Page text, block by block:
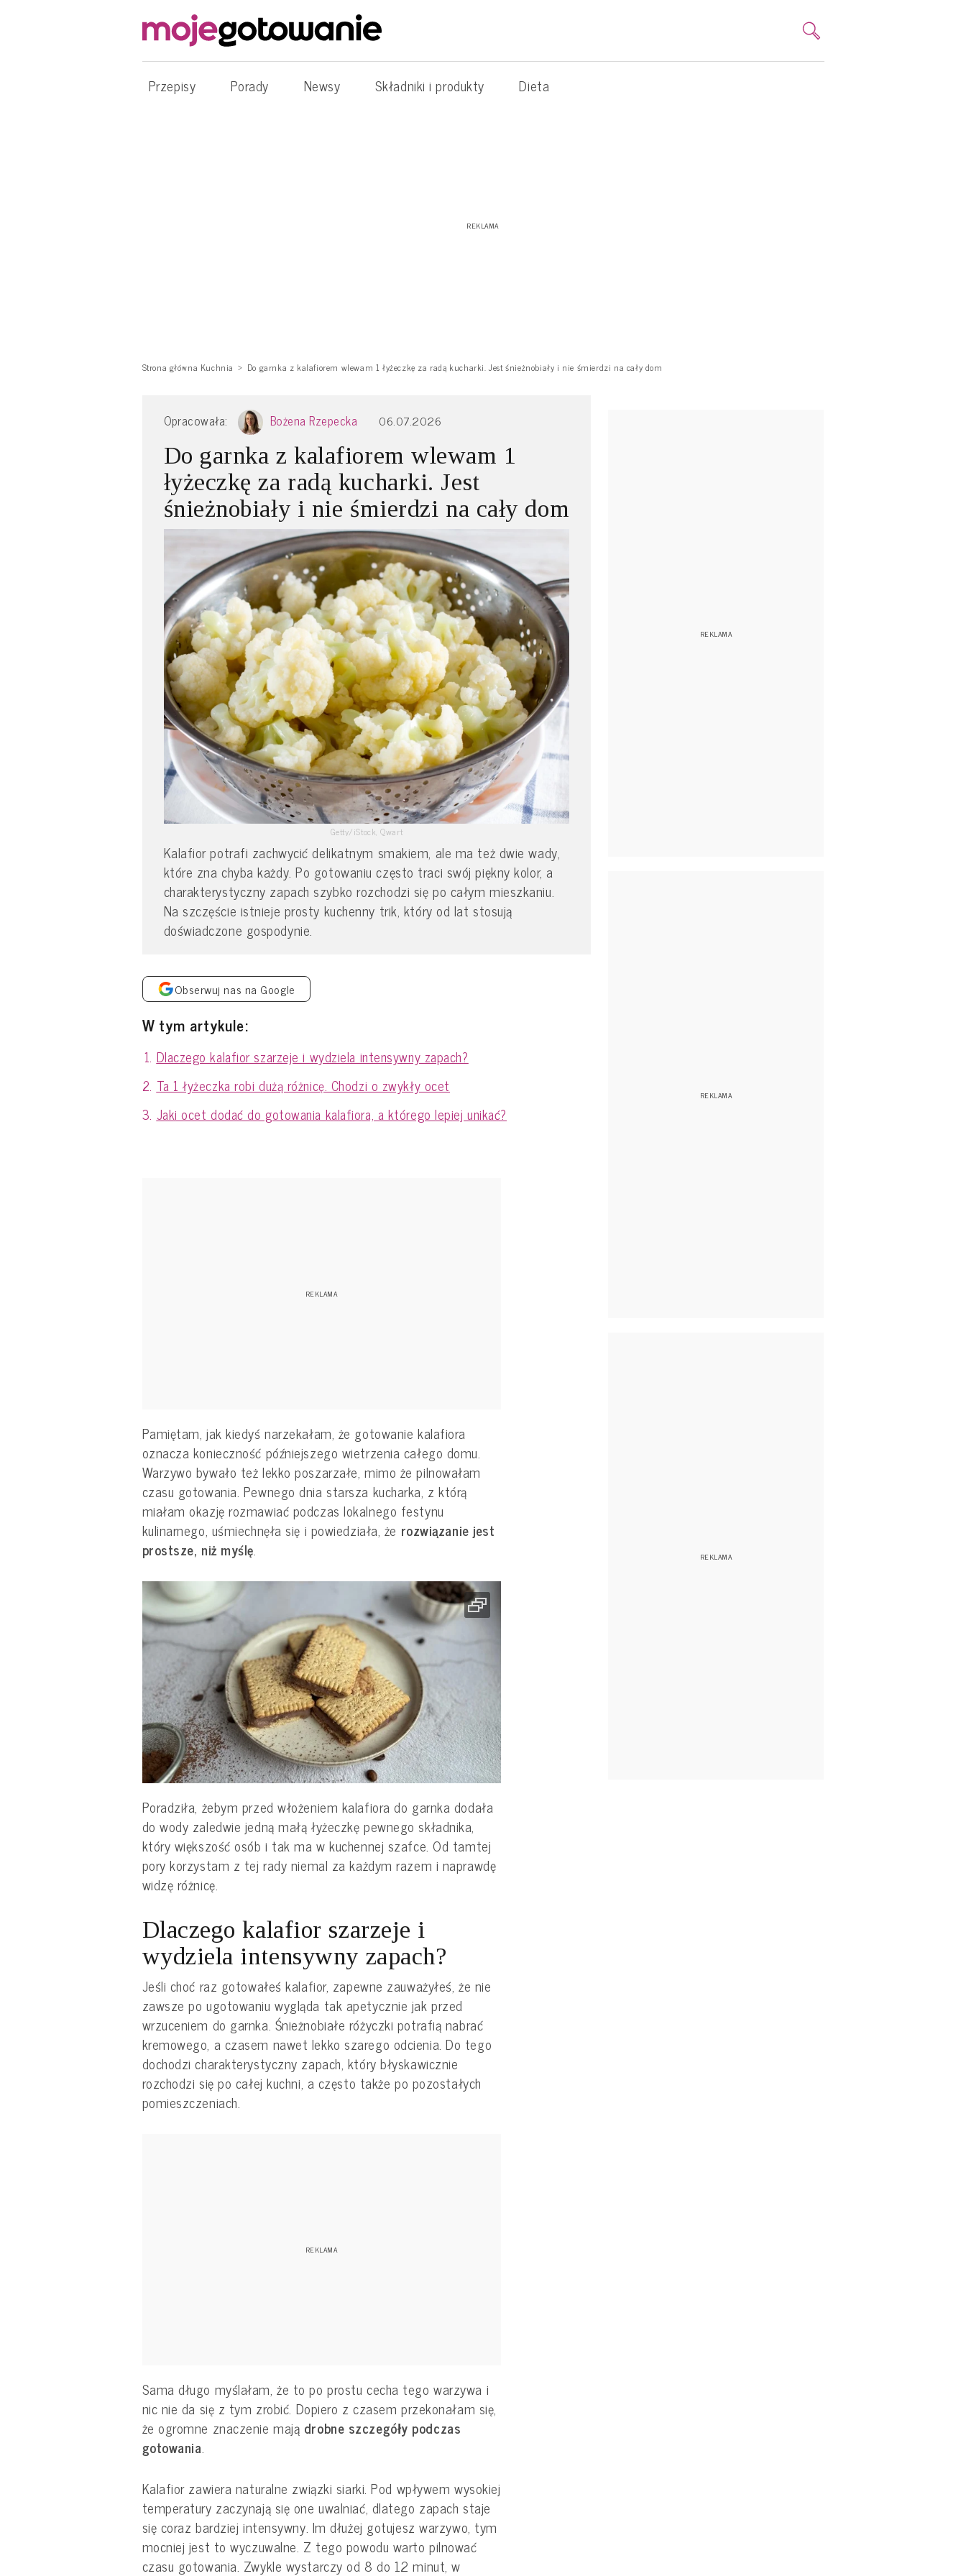
Przepisy Porady Newsy Składniki i produkty Dieta
Strona główna Kuchnia Do garnka z kalafiorem wlewam 1 łyżeczkę za radą kucharki. Jest śnieżnobiały i nie śmierdzi na cały dom
Opracowała: Bożena Rzepecka 06.07.2026
Do garnka z kalafiorem wlewam 1
łyżeczkę za radą kucharki. Jest
śnieżnobiały i nie śmierdzi na cały dom
Getty/iStock, Qwart
Kalafior potrafi zachwycić delikatnym smakiem, ale ma też dwie wady,
które zna chyba każdy. Po gotowaniu często traci swój piękny kolor, a
charakterystyczny zapach szybko rozchodzi się po całym mieszkaniu.
Na szczęście istnieje prosty kuchenny trik, który od lat stosują
doświadczone gospodynie.
Obserwuj nas na Google
W tym artykule:
Dlaczego kalafior szarzeje i wydziela intensywny zapach?
Ta 1 łyżeczka robi dużą różnicę. Chodzi o zwykły ocet
Jaki ocet dodać do gotowania kalafiora, a którego lepiej unikać?
Pamiętam, jak kiedyś narzekałam, że gotowanie kalafiora
oznacza konieczność późniejszego wietrzenia całego domu.
Warzywo bywało też lekko poszarzałe, mimo że pilnowałam
czasu gotowania. Pewnego dnia starsza kucharka, z którą
miałam okazję rozmawiać podczas lokalnego festynu
kulinarnego, uśmiechnęła się i powiedziała, że rozwiązanie jest
prostsze, niż myślę.
Poradziła, żebym przed włożeniem kalafiora do garnka dodała
do wody zaledwie jedną małą łyżeczkę pewnego składnika,
który większość osób i tak ma w kuchennej szafce. Od tamtej
pory korzystam z tej rady niemal za każdym razem i naprawdę
widzę różnicę.
Dlaczego kalafior szarzeje i
wydziela intensywny zapach?
Jeśli choć raz gotowałeś kalafior, zapewne zauważyłeś, że nie
zawsze po ugotowaniu wygląda tak apetycznie jak przed
wrzuceniem do garnka. Śnieżnobiałe różyczki potrafią nabrać
kremowego, a czasem nawet lekko szarego odcienia. Do tego
dochodzi charakterystyczny zapach, który błyskawicznie
rozchodzi się po całej kuchni, a często także po pozostałych
pomieszczeniach.
Sama długo myślałam, że to po prostu cecha tego warzywa i
nic nie da się z tym zrobić. Dopiero z czasem przekonałam się,
że ogromne znaczenie mają drobne szczegóły podczas
gotowania.
Kalafior zawiera naturalne związki siarki. Pod wpływem wysokiej
temperatury zaczynają się one uwalniać, dlatego zapach staje
się coraz bardziej intensywny. Im dłużej gotujesz warzywo, tym
mocniej jest to wyczuwalne. Z tego powodu warto pilnować
czasu gotowania. Zwykle wystarczy od 8 do 12 minut, w